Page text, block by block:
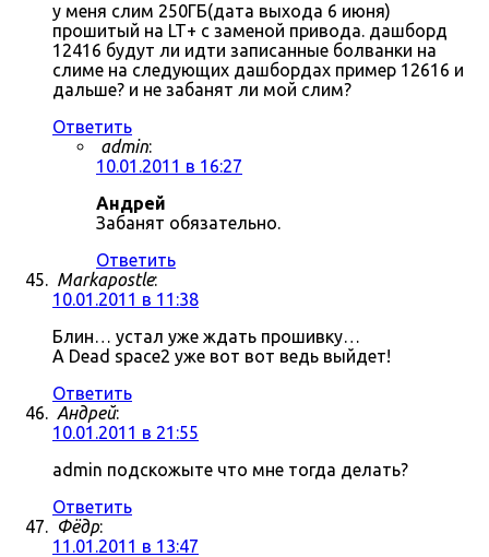
у меня слим 250ГБ(дата выхода 6 июня)
прошитый на LT+ с заменой привода. дашборд
12416 будут ли идти записанные болванки на
слиме на следующих дашбордах пример 12616 и
дальше? и не забанят ли мой слим?
Ответить
admin:
10.01.2011 в 16:27
Андрей
Забанят обязательно.
Ответить
Markapostle:
10.01.2011 в 11:38
Блин… устал уже ждать прошивку…
А Dead space2 уже вот вот ведь выйдет!
Ответить
Андрей:
10.01.2011 в 21:55
admin подскожыте что мне тогда делать?
Ответить
Фёдр:
11.01.2011 в 13:47